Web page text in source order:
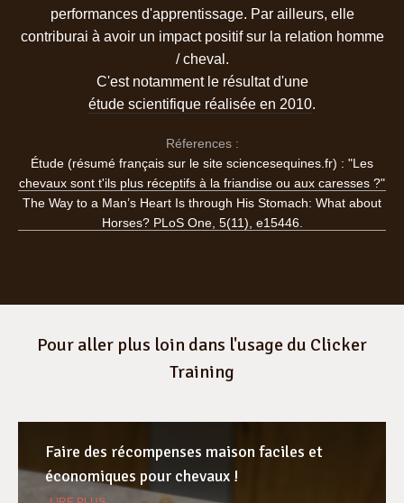
performances d'apprentissage. Par ailleurs, elle
contriburai à avoir un impact positif sur la relation homme
/ cheval.
C'est notamment le résultat d'une
étude scientifique réalisée en 2010.
Réferences :
Étude (résumé français sur le site sciencesequines.fr) : "Les
chevaux sont t'ils plus réceptifs à la friandise ou aux caresses ?"
The Way to a Man’s Heart Is through His Stomach: What about
Horses? PLoS One, 5(11), e15446.
Pour aller plus loin dans l'usage du Clicker
Training
Faire des récompenses maison faciles et
économiques pour chevaux !